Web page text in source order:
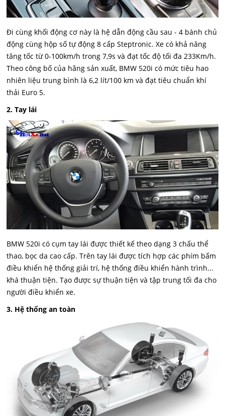
Đi cùng khối động cơ này là hệ dẫn động cầu sau - 4 bánh chủ
động cùng hộp số tự động 8 cấp Steptronic. Xe có khả năng
tăng tốc từ 0-100km/h trong 7,9s và đạt tốc độ tối đa 233Km/h.
Theo công bố của hãng sản xuất, BMW 520i có mức tiêu hao
nhiên liệu trung bình là 6,2 lít/100 km và đạt tiêu chuẩn khí
thải Euro 5.
2. Tay lái
BMW 520i có cụm tay lái được thiết kế theo dạng 3 chấu thể
thao, bọc da cao cấp. Trên tay lái được tích hợp các phím bấm
điều khiển hệ thống giải trí, hệ thống điều khiển hành trình...
khá thuận tiện. Tạo được sự thuận tiện và tập trung tối đa cho
người điều khiển xe.
3. Hệ thống an toàn